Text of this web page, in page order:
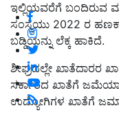
ಇಲ್ಲಿಯವರೆಗೆ ಬಂದಿರುವ
ಸಂಸ್ಥೆಯು 2022 ರ
ಬಡ್ಡಿಯನ್ನು ಲೆಕ್ಕ ಹಾಕಿದೆ.
ಶೀಘ್ರದಲ್ಲೇ ಖಾತೆದಾರರ
ಸರ್ಕಾರದ ಖಾತೆಗೆ
ಉದ್ಯೋಗಿಗಳ ಖಾತೆಗೆ